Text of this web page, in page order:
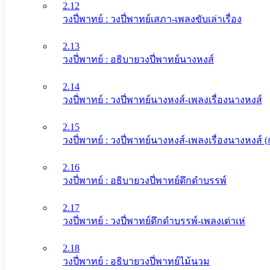
2.12
วงปี่พาทย์ : วงปี่พาทย์เสภา-เพลงขับเล่าเรื่อง
2.13
วงปี่พาทย์ : อธิบายวงปี่พาทย์นางหงส์
2.14
วงปี่พาทย์ : วงปี่พาทย์นางหงส์-เพลงเรื่องนางหงส์
2.15
วงปี่พาทย์ : วงปี่พาทย์นางหงส์-เพลงเรื่องนางหงส์
2.16
วงปี่พาทย์ : อธิบายวงปี่พาทย์ดึกดําบรรพ์
2.17
วงปี่พาทย์ : วงปี่พาทย์ดึกดําบรรพ์-เพลงเต่าเห่
2.18
วงปี่พาทย์ : อธิบายวงปี่พาทย์ไม้นวม